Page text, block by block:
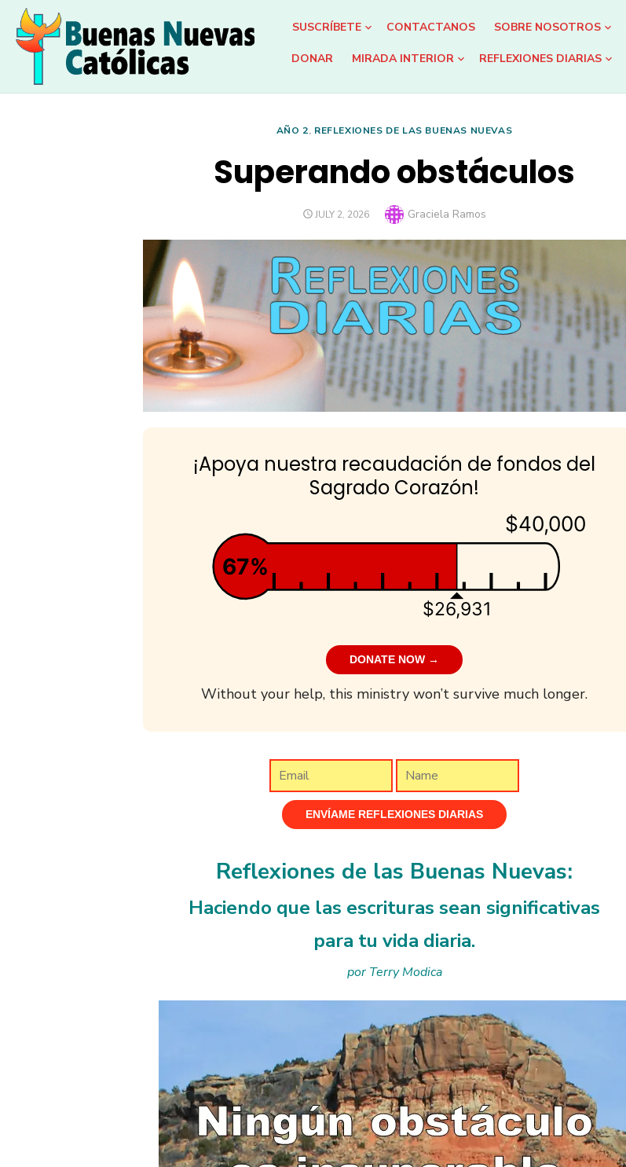
content
SUSCRÍBETE CONTACTANOS SOBRE NOSOTROS
DONAR MIRADA INTERIOR REFLEXIONES DIARIAS
AÑO 2, REFLEXIONES DE LAS BUENAS NUEVAS
Superando obstáculos
POSTED
JULY 2, 2026 Author
Graciela Ramos
¡Apoya nuestra recaudación de fondos del
Sagrado Corazón!
$40,000
$26,931
67%
DONATE NOW →
Without your help, this ministry won’t survive much longer.
Reflexiones de las Buenas Nuevas:
Haciendo que las escrituras sean significativas
para tu vida diaria.
por Terry Modica